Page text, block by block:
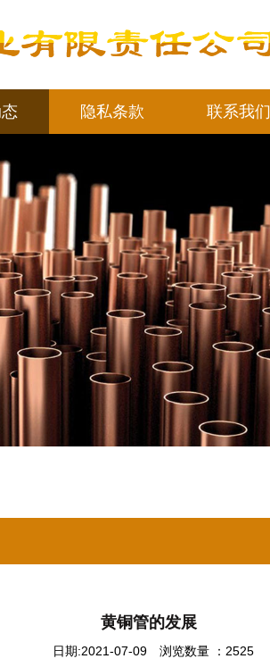
隐私条款 联系我们
黄铜管的发展
日期:2021-07-09 浏览数量 ：2525